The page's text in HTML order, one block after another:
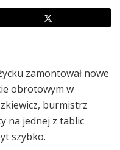
zamontował nowe
obrotowym w
burmistrz
na jednej z tablic
szybko.